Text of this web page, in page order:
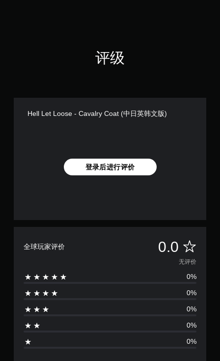
评级
Hell Let Loose - Cavalry Coat (中日英韩文版)
登录后进行评价
全球玩家评价 0.0 无
评
价
无评价
0%
0%
0%
0%
0%